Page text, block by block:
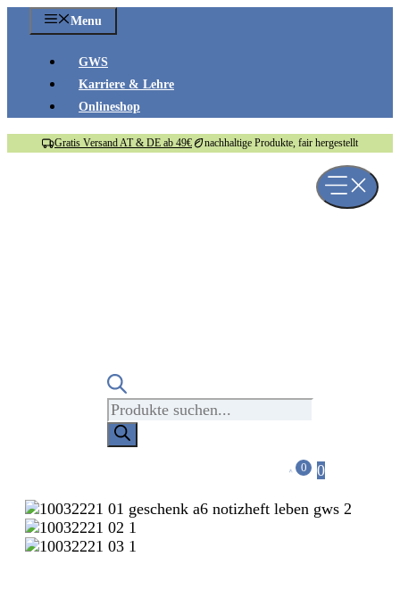
Inhalt
Menu
GWS
Karriere & Lehre
Onlineshop
Gratis Versand AT & DE ab 49€ nachhaltige Produkte, fair hergestellt
Products
search
0 0